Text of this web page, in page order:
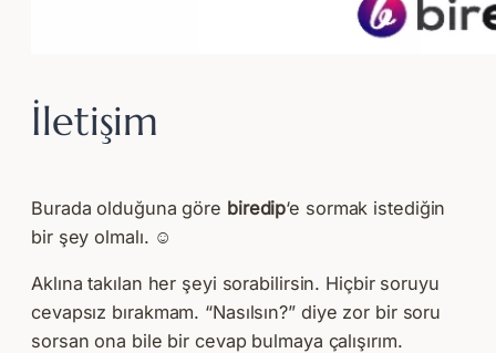
İletişim
Burada olduğuna göre biredip‘e sormak istediğin
bir şey olmalı. ☺
Aklına takılan her şeyi sorabilirsin. Hiçbir soruyu
cevapsız bırakmam. “Nasılsın?” diye zor bir soru
sorsan ona bile bir cevap bulmaya çalışırım.